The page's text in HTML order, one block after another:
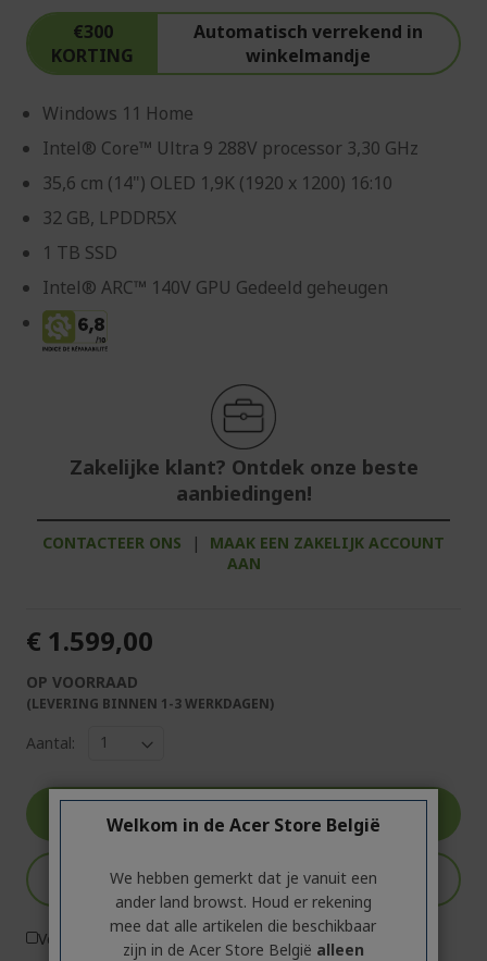
€300
KORTING
Automatisch verrekend in
winkelmandje
Windows 11 Home
Intel® Core™ Ultra 9 288V processor 3,30 GHz
35,6 cm (14") OLED 1,9K (1920 x 1200) 16:10
32 GB, LPDDR5X
1 TB SSD
Intel® ARC™ 140V GPU Gedeeld geheugen
Zakelijke klant? Ontdek onze beste
aanbiedingen!
CONTACTEER ONS |
MAAK EEN ZAKELIJK ACCOUNT
AAN
€ 1.599,00
OP VOORRAAD
(LEVERING BINNEN 1-3 WERKDAGEN)
Aantal:
In winkelmandje
Vergelijk product
Welkom in de Acer Store België
We hebben gemerkt dat je vanuit een
ander land browst. Houd er rekening
mee dat alle artikelen die beschikbaar
zijn in de Acer Store België alleen